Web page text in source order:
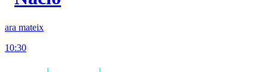
ara mateix
10:30